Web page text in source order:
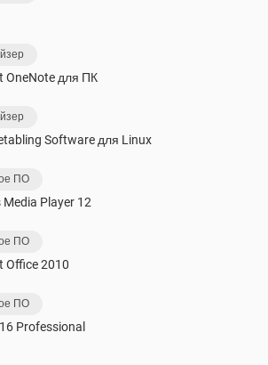
OneNote для ПК
Software для Linux
ПО
Player 12
ПО
Office 2010
ПО
Professional